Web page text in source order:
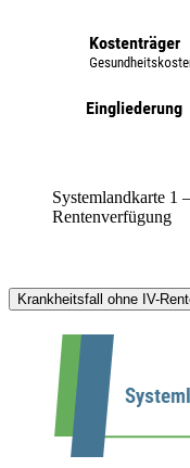
Systemlandkarte 1
Rentenverfügung
Krankheitsfall ohne IV-